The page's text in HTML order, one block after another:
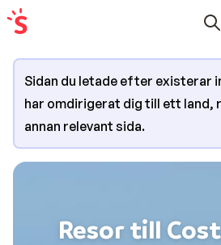
Sidan du letade efter existerar
har omdirigerat dig till ett land,
annan relevant sida.
Resor till